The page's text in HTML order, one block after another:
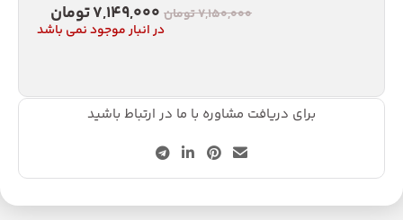
7,150,000تومان 7,149,000تومان
در انبار موجود نمی باشد
برای دریافت مشاوره با ما در ارتباط باشید